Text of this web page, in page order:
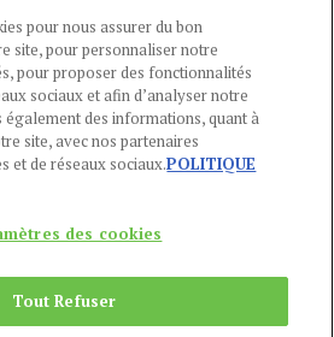
-POLITIQUE DES COOKIES
LÉGALES -AIDE
CONTACT
01 44 59 91 11
au Vendredi, 9h-13h et 14h-17h
© 2024Publications Agora
pour nous assurer du bon
site, pour personnaliser notre
pour proposer des fonctionnalités
sociaux et afin d’analyser notre
des informations, quant à
site, avec nos partenaires
et de réseaux sociaux.POLITIQUE
des cookies
Tout Refuser